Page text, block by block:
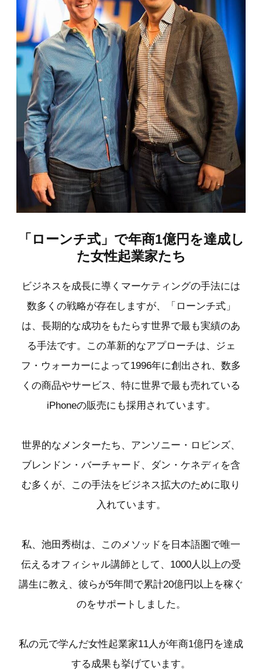
「ローンチ式」で年商1億円を達成し
た女性起業家たち
ビジネスを成長に導くマーケティングの手法には
数多くの戦略が存在しますが、「ローンチ式」
は、長期的な成功をもたらす世界で最も実績のあ
る手法です。この革新的なアプローチは、ジェ
フ・ウォーカーによって1996年に創出され、数多
くの商品やサービス、特に世界で最も売れている
iPhoneの販売にも採用されています。
世界的なメンターたち、アンソニー・ロビンズ、
ブレンドン・バーチャード、ダン・ケネディを含
む多くが、この手法をビジネス拡大のために取り
入れています。
私、池田秀樹は、このメソッドを日本語圏で唯一
伝えるオフィシャル講師として、1000人以上の受
講生に教え、彼らが5年間で累計20億円以上を稼ぐ
のをサポートしました。
私の元で学んだ女性起業家11人が年商1億円を達成
する成果も挙げています。